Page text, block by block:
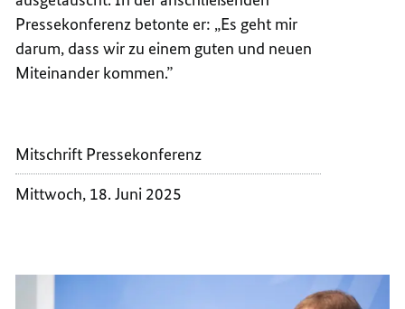
Pressekonferenz betonte er: „Es geht mir
darum, dass wir zu einem guten und neuen
Miteinander kommen.”
Mitschrift Pressekonferenz
Mittwoch, 18. Juni 2025